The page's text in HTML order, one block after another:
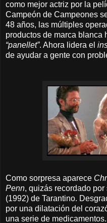
como mejor actriz por la
Campeón de Campeones
48 años, las múltiples
productos de marca blanca
“panellet”. Ahora lidera el
de ayudar a gente con
Como sorpresa aparece
Penn, quizás recordado
(1992) de Tarantino.
por una dilatación del
una serie de